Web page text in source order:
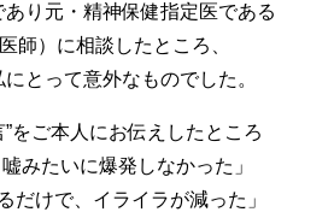
り元・精神保健指定医である
師）に相談したところ、
とって意外なものでした。
”をご本人にお伝えしたところ
みたいに爆発しなかった」
だけで、イライラが減った」